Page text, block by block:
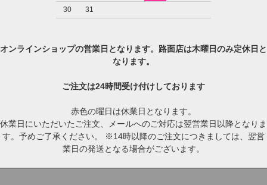
30
31
オンラインショップの営業日となります。路面店は木曜日のみ定休日と
なります。
ご注文は24時間受け付けしております
赤色の曜日は休業日となります。
休業日にいただいたご注文、メールへのご対応は翌営業日以降となりま
す。予めご了承ください。 ※14時以降のご注文につきましては、翌営
業日の発送となる場合がございます。